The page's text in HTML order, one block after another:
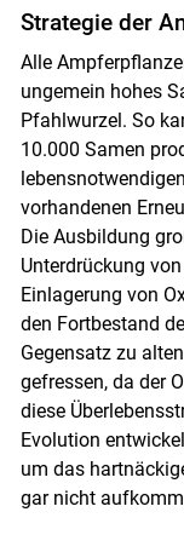
Strategie der
Alle
ungemein hohes
Pfahlwurzel. So
10.000 Samen
vorhandenen
Die Ausbildung
Unterdrückung
Einlagerung von
den Fortbestand
Gegensatz zu
gefressen, da der
diese
Evolution
um das
gar nicht